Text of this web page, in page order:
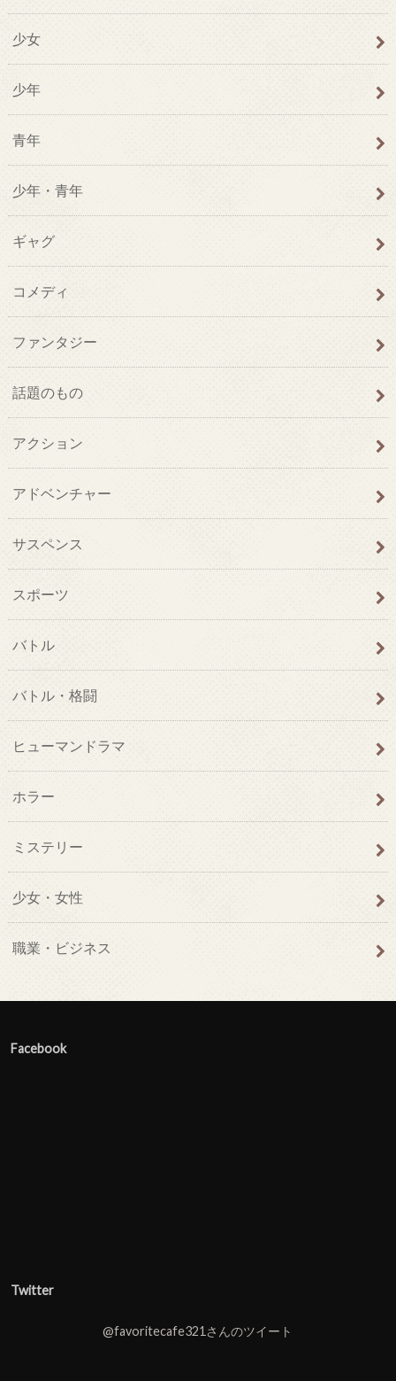
少女
少年
青年
少年・青年
ギャグ
コメディ
ファンタジー
話題のもの
アクション
アドベンチャー
サスペンス
スポーツ
バトル
バトル・格闘
ヒューマンドラマ
ホラー
ミステリー
少女・女性
職業・ビジネス
Facebook
Twitter
@favoritecafe321さんのツイート